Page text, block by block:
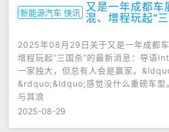
新能源汽车 快讯 又是一年成都车
混、增程玩起“
2025年08月29日关于又是一年成都车
增程玩起“三国杀”的最新消息：导语
一家独大，但总有人会是赢家。
&rdquo;&ldquo;感觉没什么重磅车
与其浪
2025-08-29